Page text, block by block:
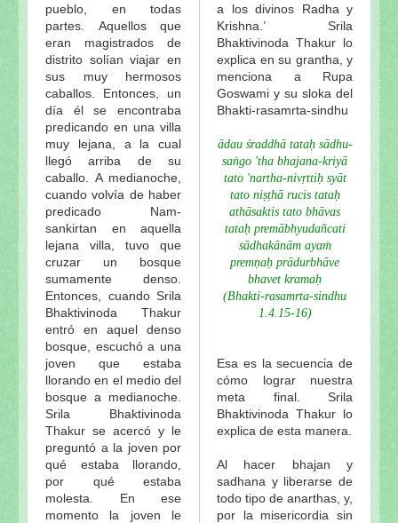
pueblo, en todas
partes. Aquellos que
eran magistrados de
distrito solían viajar en
sus muy hermosos
caballos. Entonces, un
día él se encontraba
predicando en una villa
muy lejana, a la cual
llegó arriba de su
caballo. A medianoche,
cuando volvía de haber
predicado Nam-
sankirtan en aquella
lejana villa, tuvo que
cruzar un bosque
sumamente denso.
Entonces, cuando Srila
Bhaktivinoda Thakur
entró en aquel denso
bosque, escuchó a una
joven que estaba
llorando en el medio del
bosque a medianoche.
Srila Bhaktivinoda
Thakur se acercó y le
preguntó a la joven por
qué estaba llorando,
por qué estaba
molesta. En ese
momento la joven le
a los divinos Radha y
Krishna.’ Srila
Bhaktivinoda Thakur lo
explica en su grantha, y
menciona a Rupa
Goswami y su sloka del
Bhakti-rasamrta-sindhu
ādau śraddhā tataḥ sādhu-
saṅgo 'tha bhajana-kriyā
tato 'nartha-nivṛttiḥ syāt
tato niṣṭhā rucis tataḥ
athāsaktis tato bhāvas
tataḥ premābhyudañcati
sādhakānām ayaṁ
premṇaḥ prādurbhāve
bhavet kramaḥ
(Bhakti-rasamrta-sindhu
1.4.15-16)
Esa es la secuencia de
cómo lograr nuestra
meta final. Srila
Bhaktivinoda Thakur lo
explica de esta manera.
Al hacer bhajan y
sadhana y liberarse de
todo tipo de anarthas, y,
por la misericordia sin